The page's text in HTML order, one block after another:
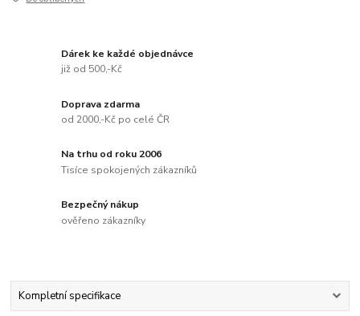
Dárek ke každé objednávce
již od 500,-Kč
Doprava zdarma
od 2000,-Kč po celé ČR
Na trhu od roku 2006
Tisíce spokojených zákazníků
Bezpečný nákup
ověřeno zákazníky
Kompletní specifikace